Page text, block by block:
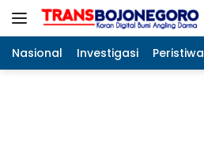
Langsung
Nasional Investigasi Peristiwa